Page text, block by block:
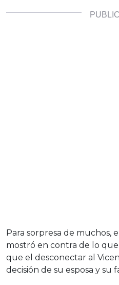
Para sorpresa de muchos,
mostró en contra de lo
que el desconectar al
decisión de su esposa y su